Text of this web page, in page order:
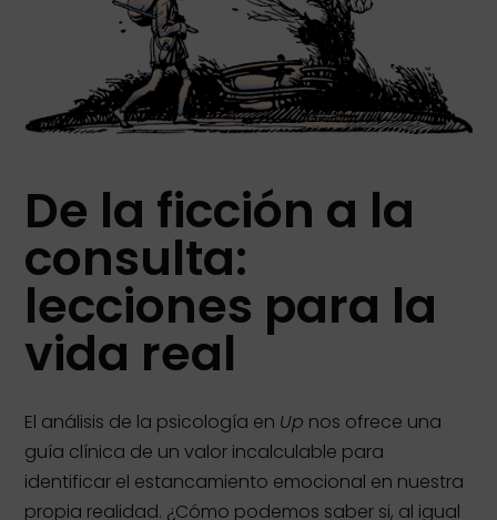
De la ficción a la
consulta:
lecciones para la
vida real
El análisis de la psicología en Up nos ofrece una
guía clínica de un valor incalculable para
identificar el estancamiento emocional en nuestra
propia realidad. ¿Cómo podemos saber si, al igual